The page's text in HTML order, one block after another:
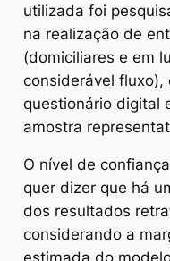
utilizada foi
na realização de
(domiciliares e em
considerável fluxo),
questionário digital
amostra
O nível de
quer dizer que há
dos resultados
considerando a
estimada do